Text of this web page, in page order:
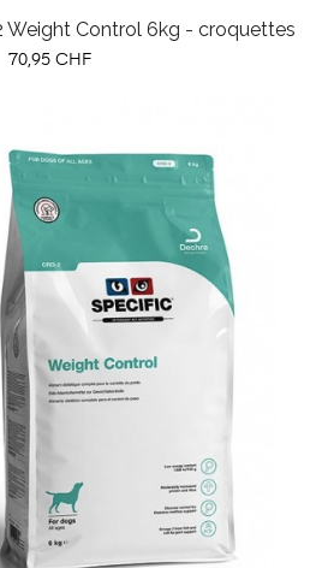
Weight Control 6kg - croquettes
Prix
70,95 CHF